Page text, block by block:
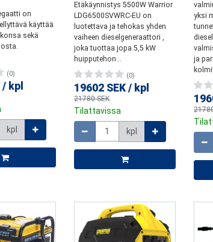
on
käyttää
sekä
(0)
/ kpl
kpl
Etäkäynnistys 5500W Warrior
LDG6500SVWRC-EU on
luotettava ja tehokas yhden
vaiheen dieselgeneraattori ,
joka tuottaa jopa 5,5 kW
huipputehon...
(0)
19602 SEK / kpl
21780 SEK
Tilattavissa
Määrä
kpl
yksi
ja
Määrä